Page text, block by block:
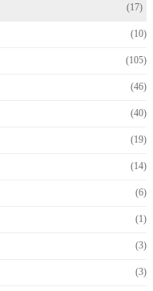
(17)
(10)
(105)
(46)
(40)
(19)
(14)
(6)
(1)
(3)
(3)